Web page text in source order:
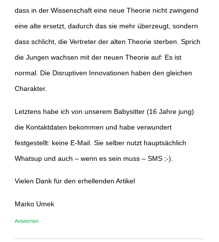
dass in der Wissenschaft eine neue Theorie nicht zwingend
eine alte ersetzt, dadurch das sie mehr überzeugt, sondern
dass schlicht, die Vertreter der alten Theorie sterben. Sprich
die Jungen wachsen mit der neuen Theorie auf: Es ist
normal. Die Disruptiven Innovationen haben den gleichen
Charakter.
Letztens habe ich von unserem Babysitter (16 Jahre jung)
die Kontaktdaten bekommen und habe verwundert
festgestellt: keine E-Mail. Sie selber nutzt hauptsächlich
Whatsup und auch – wenn es sein muss – SMS ;-).
Vielen Dank für den erhellenden Artikel
Marko Umek
Antworten